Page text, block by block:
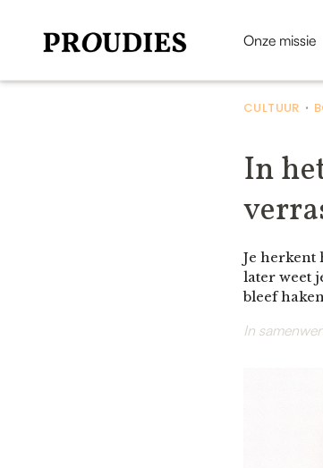
Onze missie
CULTUUR •
In
Je herkent
later weet
bleef
In